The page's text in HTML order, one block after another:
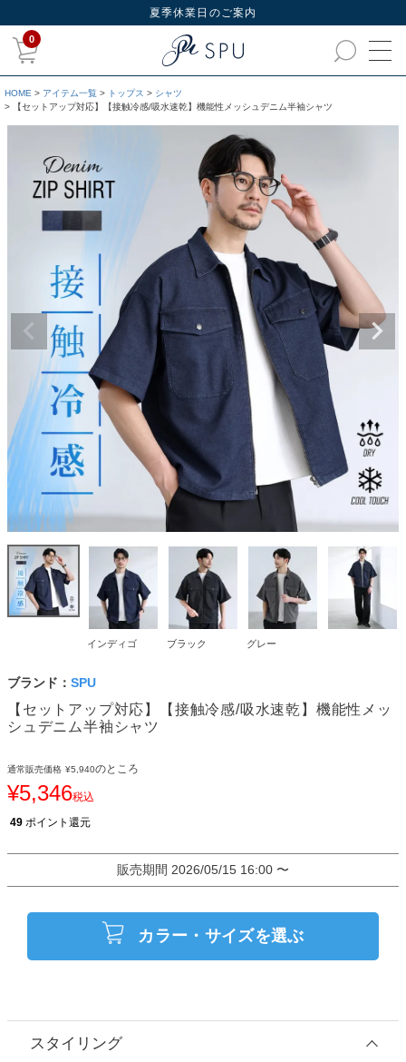
夏季休業日のご案内
0
HOME アイテム一覧 トップス
シャツ
【セットアップ対応】【接触冷感/吸水速乾】機能性メッシュデニム半袖シャツ
インディゴ ブラック グレー
ブランド： SPU
【セットアップ対応】【接触冷感/吸水速乾】機能性メッ
シュデニム半袖シャツ
通常販売価格 ¥5,940のところ
¥5,346税込
49 ポイント還元
販売期間 2026/05/15 16:00 〜
カラー・サイズを選ぶ
スタイリング